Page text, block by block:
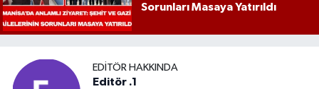
Sorunları Masaya Yatırıldı
EDITÖR HAKKINDA
Editör .1